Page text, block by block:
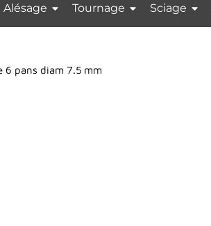
Alésage Tournage Sciage
6 pans diam 7.5 mm